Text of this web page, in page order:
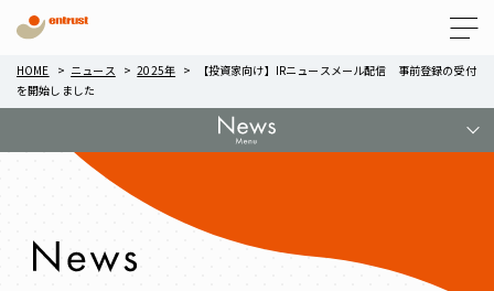
HOME ニュース 2025年
【投資家向け】IRニュースメール配信 事前登録の受付
を開始しました